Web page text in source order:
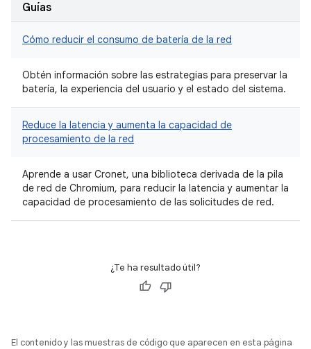
Guías
Cómo reducir el consumo de batería de la red
Obtén información sobre las estrategias para preservar la
batería, la experiencia del usuario y el estado del sistema.
Reduce la latencia y aumenta la capacidad de
procesamiento de la red
Aprende a usar Cronet, una biblioteca derivada de la pila
de red de Chromium, para reducir la latencia y aumentar la
capacidad de procesamiento de las solicitudes de red.
¿Te ha resultado útil?
El contenido y las muestras de código que aparecen en esta página